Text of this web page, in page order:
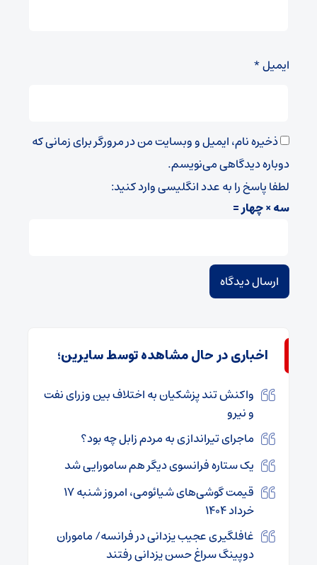
ایمیل*
ذخیره نام، ایمیل و وبسایت من در مرورگر برای زمانی که
دوباره دیدگاهی می‌نویسم.
لطفا پاسخ را به عدد انگلیسی وارد کنید:
سه × چهار =
اخباری در حال مشاهده توسط سایرین؛
واکنش تند پزشکیان به اختلاف بین وزرای نفت
و نیرو
ماجرای تیراندازی به مردم زابل چه بود؟
یک ستاره فرانسوی دیگر هم سامورایی شد
قیمت گوشی‌های شیائومی، امروز شنبه ۱۷
خرداد ۱۴۰۴
غافلگیری عجیب یزدانی در فرانسه/ ماموران
دوپینگ سراغ حسن یزدانی رفتند